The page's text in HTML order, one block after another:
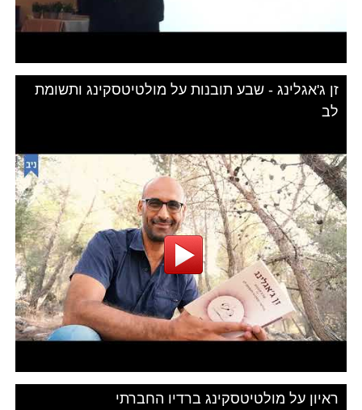
זן ג'אגלינג - שבע תובנות על מולטיטסקינג ותשומת
לב
ראיון על מולטיטסקינג ברדיו החברתי